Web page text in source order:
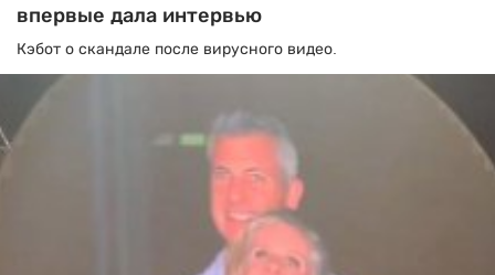
впервые дала интервью
Кэбот о скандале после вирусного видео.